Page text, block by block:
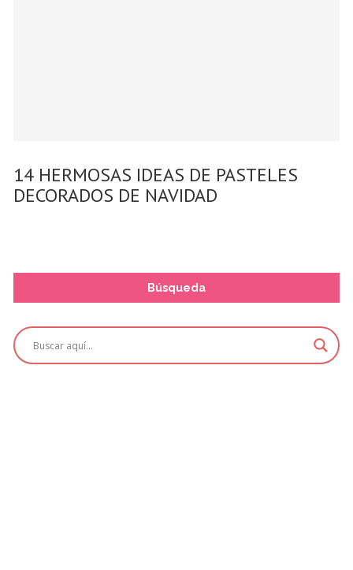
14 HERMOSAS IDEAS DE PASTELES
DECORADOS DE NAVIDAD
Búsqueda